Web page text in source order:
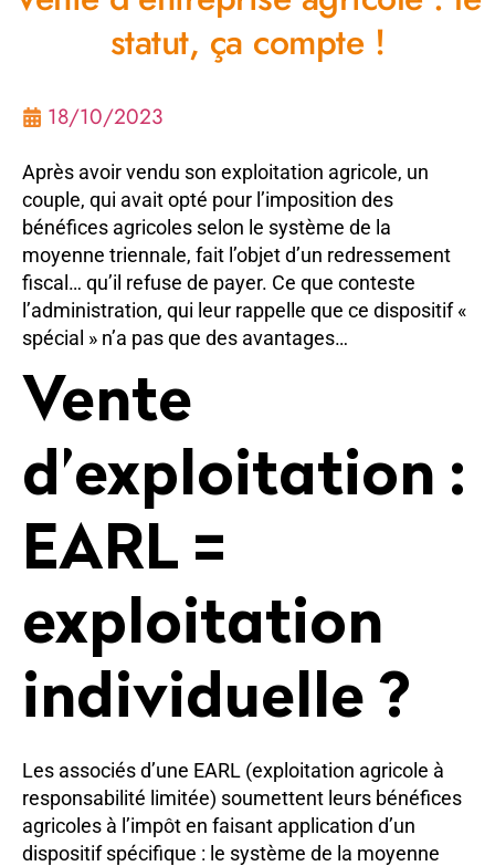
statut, ça compte !
18/10/2023
Après avoir vendu son exploitation agricole, un
couple, qui avait opté pour l’imposition des
bénéfices agricoles selon le système de la
moyenne triennale, fait l’objet d’un redressement
fiscal… qu’il refuse de payer. Ce que conteste
l’administration, qui leur rappelle que ce dispositif «
spécial » n’a pas que des avantages…
Vente
d’exploitation :
EARL =
exploitation
individuelle ?
Les associés d’une EARL (exploitation agricole à
responsabilité limitée) soumettent leurs bénéfices
agricoles à l’impôt en faisant application d’un
dispositif spécifique : le système de la moyenne